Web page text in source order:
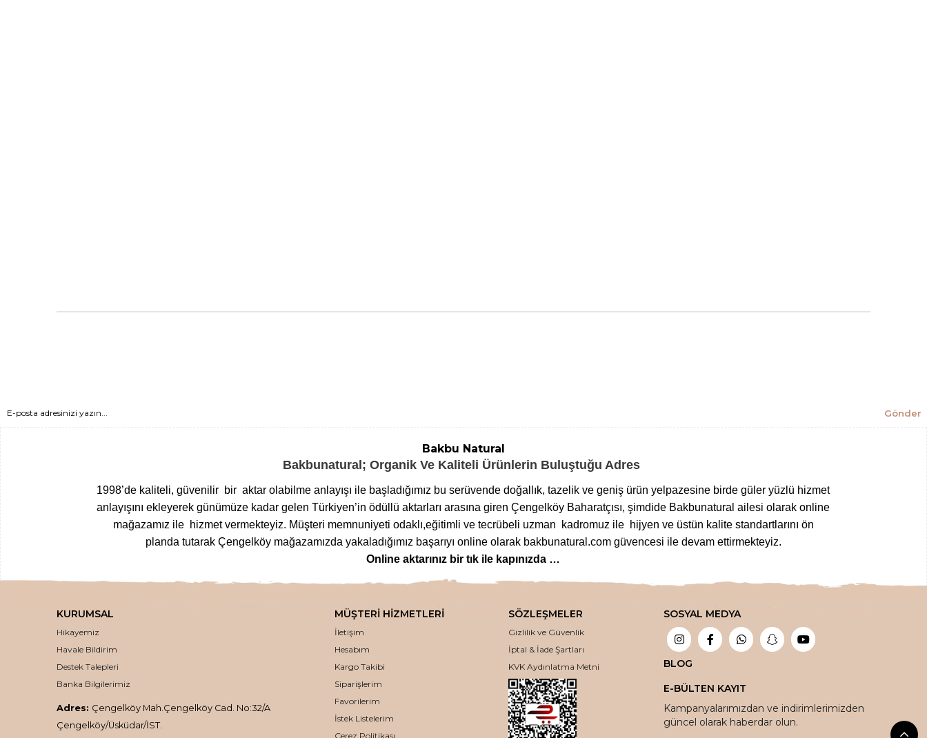
Gönder
Bakbu Natural
Bakbunatural; Organik Ve Kaliteli Ürünlerin Buluştuğu Adres
1998’de kaliteli, güvenilir bir aktar olabilme anlayışı ile başladığımız bu serüvende doğallık, tazelik ve geniş ürün yelpazesine birde güler yüzlü hizmet
anlayışını ekleyerek günümüze kadar gelen Türkiyen’in ödüllü aktarları arasına giren Çengelköy Baharatçısı, şimdide Bakbunatural ailesi olarak online
mağazamız ile hizmet vermekteyiz. Müşteri memnuniyeti odaklı,eğitimli ve tecrübeli uzman kadromuz ile hijyen ve üstün kalite standartlarını ön
planda tutarak Çengelköy mağazamızda yakaladığımız başarıyı online olarak bakbunatural.com güvencesi ile devam ettirmekteyiz.
Online aktarınız bir tık ile kapınızda …
Yöresel gıdalardan, zamanında toplananbitkilere,arı ürünlerinden,baharat çeşitlerine,glutensiz gıdalardan,taptaze kuruyemişlere,
,inceltici doğal kozmetik ürünlerinden , tütsü buhurdanlık çeşitlerine
kadar bir aktarda aradığınız tüm şifalı ürünleri en
doğal ve en taze haliyle kaliteden ödün vermeden bakbunatural.com web sayfamızdan uygun fiyatlar ile sipariş edebilirsiniz.
Kaliteli ve en uygun fiyatlar ile avantaj sağlıyoruz.
Üstelik ücretsiz kargo seçeneği, kampanya ve indirim fırsatlarımız ile alışverişinizi avantaja dönüştürüyoruz.
Aynı Gün Kargoya Teslim Ediyoruz
KURUMSAL
Hikayemiz
Havale Bildirim
Destek Talepleri
Banka Bilgilerimiz
Adres: Çengelköy Mah.Çengelköy Cad. No:32/A
Çengelköy/Üsküdar/İST.
MÜŞTERİ HİZMETLERİ
İletişim
Hesabım
Kargo Takibi
Siparişlerim
Favorilerim
İstek Listelerim
Çerez Politikası
SÖZLEŞMELER
Gizlilik ve Güvenlik
İptal & İade Şartları
KVK Aydınlatma Metni
SOSYAL MEDYA
BLOG
E-BÜLTEN KAYIT
Kampanyalarımızdan ve indirimlerimizden
güncel olarak haberdar olun.